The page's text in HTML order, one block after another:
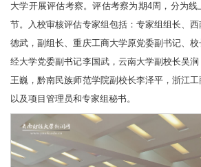
大学开展评估考察。评估考察为期4周，分为
节。入校审核评估专家组包括：专家组组长、
德武，副组长、重庆工商大学原党委副书记、
经大学党委副书记李国武，云南大学副校长吴
王巍，黔南民族师范学院副校长李泽平，浙江工
以及项目管理员和专家组秘书。